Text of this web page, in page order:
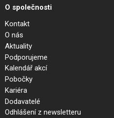
O společnosti
Kontakt
O nás
Aktuality
Podporujeme
Kalendář akcí
Pobočky
Kariéra
Dodavatelé
Odhlášení z newsletteru